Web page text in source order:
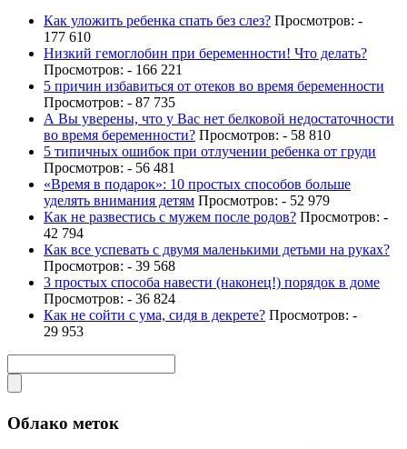
Как уложить ребенка спать без слез? Просмотров: -
177 610
Низкий гемоглобин при беременности! Что делать?
Просмотров: - 166 221
5 причин избавиться от отеков во время беременности
Просмотров: - 87 735
А Вы уверены, что у Вас нет белковой недостаточности
во время беременности? Просмотров: - 58 810
5 типичных ошибок при отлучении ребенка от груди
Просмотров: - 56 481
«Время в подарок»: 10 простых способов больше
уделять внимания детям Просмотров: - 52 979
Как не развестись с мужем после родов? Просмотров: -
42 794
Как все успевать с двумя маленькими детьми на руках?
Просмотров: - 39 568
3 простых способа навести (наконец!) порядок в доме
Просмотров: - 36 824
Как не сойти с ума, сидя в декрете? Просмотров: -
29 953
Облако меток